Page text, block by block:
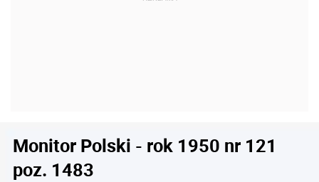
Monitor Polski - rok 1950 nr 121
poz. 1483